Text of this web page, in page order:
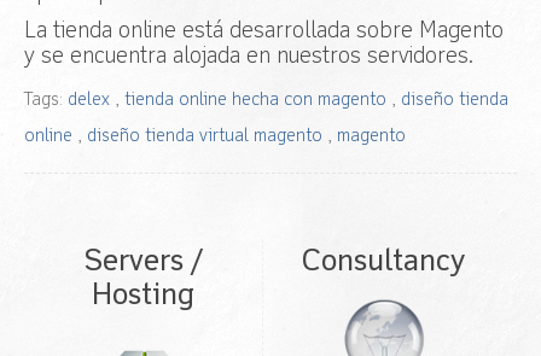
La tienda online está desarrollada sobre Magento
y se encuentra alojada en nuestros servidores.
Tags: delex , tienda online hecha con magento , diseño tienda
online , diseño tienda virtual magento , magento
Servers /
Hosting
Consultancy